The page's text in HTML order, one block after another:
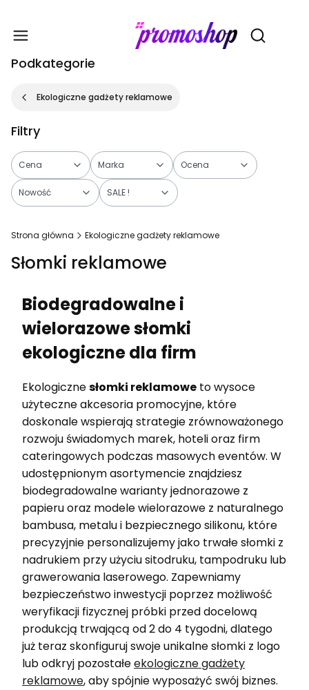
Otwórz
Podkategorie
Ekologiczne gadżety reklamowe
Filtry
Cena Marka Ocena
Nowość SALE !
Strona główna Ekologiczne gadżety reklamowe
Słomki reklamowe
Biodegradowalne i
wielorazowe słomki
ekologiczne dla firm
Ekologicznesłomki reklamowe to wysoce
użyteczne akcesoria promocyjne, które
doskonale wspierają strategie zrównoważonego
rozwoju świadomych marek, hoteli oraz firm
cateringowych podczas masowych eventów. W
udostępnionym asortymencie znajdziesz
biodegradowalne warianty jednorazowe z
papieru oraz modele wielorazowe z naturalnego
bambusa, metalu i bezpiecznego silikonu, które
precyzyjnie personalizujemy jako trwałe słomki z
nadrukiem przy użyciu sitodruku, tampodruku lub
grawerowania laserowego. Zapewniamy
bezpieczeństwo inwestycji poprzez możliwość
weryfikacji fizycznej próbki przed docelową
produkcją trwającą od 2 do 4 tygodni, dlatego
już teraz skonfiguruj swoje unikalne słomki z logo
lub odkryj pozostałeekologiczne gadżety
reklamowe, aby spójnie wyposażyć swój biznes.